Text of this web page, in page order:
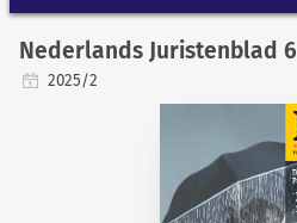
Nederlands Juristenblad 6
2025/2